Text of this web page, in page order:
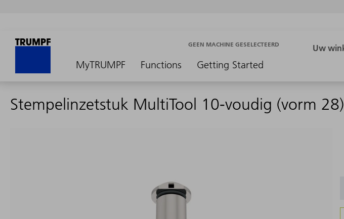
MyTRUMPF Functions Getting Started
GEEN MACHINE GESELECTEERD
Stempelinzetstuk MultiTool 10-voudig (vorm 28)